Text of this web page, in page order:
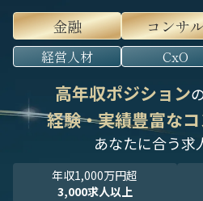
金融
コンサ
経営人材 CxO
高年収ポジション
経験・実績豊富な
あなたに合う求
年収1,000万円超
3,000求人以上